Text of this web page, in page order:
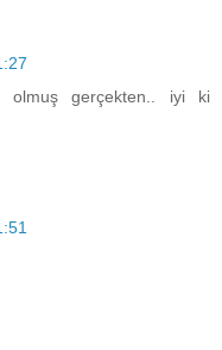
olmuş gerçekten.. iyi ki